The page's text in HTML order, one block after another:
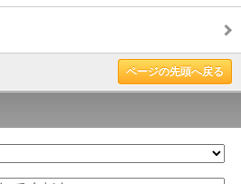
ページの先頭へ戻る